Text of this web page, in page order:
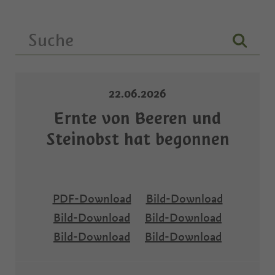
22.06.2026
Ernte von Beeren und
Steinobst hat begonnen
PDF-Download
Bild-Download
Bild-Download
Bild-Download
Bild-Download
Bild-Download